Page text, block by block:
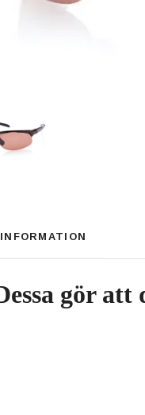
INFORMATION
gör